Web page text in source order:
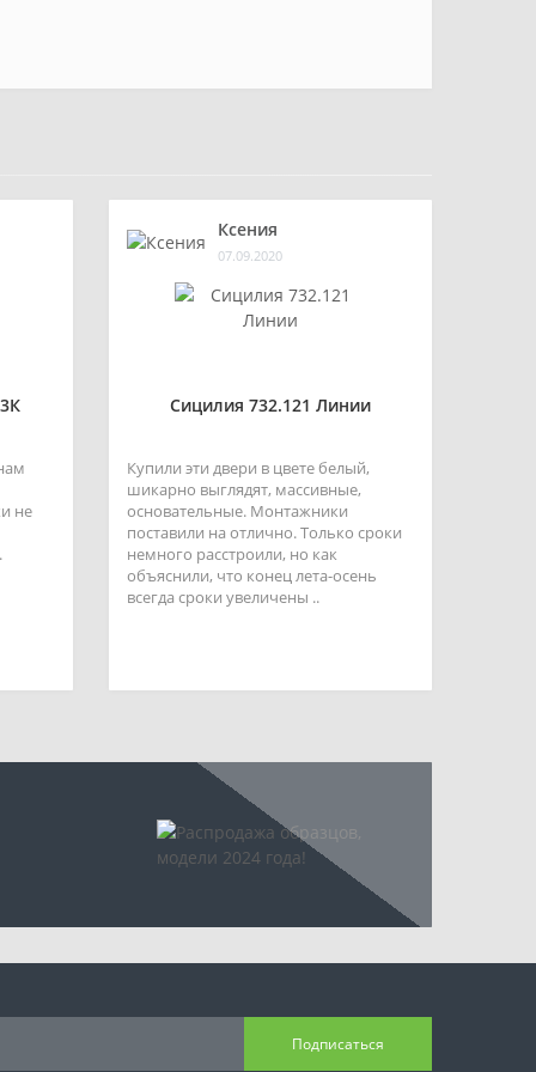
не
Ксения
07.09.2020
Сицилия 732.121 Линии
Купили эти двери в цвете белый,
шикарно выглядят, массивные,
основательные. Монтажники
поставили на отлично. Только сроки
немного расстроили, но как
объяснили, что конец лета-осень
всегда сроки увеличены ..
Подписаться